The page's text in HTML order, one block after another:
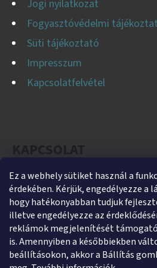
Ez a webhely sütiket használ a
érdekében. Kérjük, engedélyezze a
hogy hatékonyabban tudjuk
illetve engedélyezze az
reklámok megjelenítését
is. Amennyiben a későbbiekben
beállításokon, akkor a Bállítás
Jogi nyilatkozat
Fogyasztóvédelmi
Süti tájékoztató
Impresszum
Kapcsolatfelvétel
helti@helti.hu
+3679450894
+36305454854
https://
helti_kft